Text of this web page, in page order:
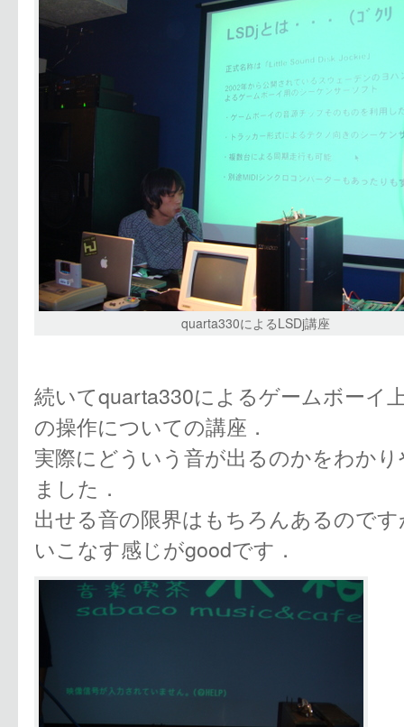
quarta330によるLSDj講座
続いてquarta330によるゲームボーイ
の操作についての講座．
実際にどういう音が出るのかをわか
ました．
出せる音の限界はもちろんあるので
いこなす感じがgoodです．